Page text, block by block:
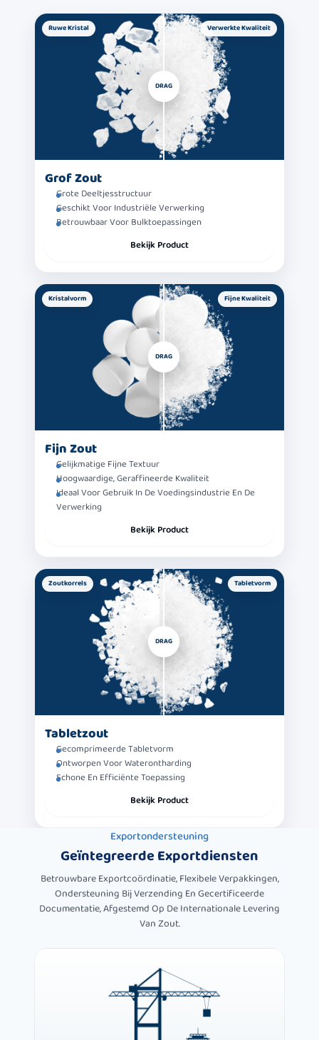
Ruwe Kristal Verwerkte Kwaliteit
DRAG
Grof Zout
Grote Deeltjesstructuur
Geschikt Voor Industriële Verwerking
Betrouwbaar Voor Bulktoepassingen
Bekijk Product
Kristalvorm Fijne Kwaliteit
DRAG
Fijn Zout
Gelijkmatige Fijne Textuur
Hoogwaardige, Geraffineerde Kwaliteit
Ideaal Voor Gebruik In De Voedingsindustrie En De
Verwerking
Bekijk Product
Zoutkorrels Tabletvorm
DRAG
Tabletzout
Gecomprimeerde Tabletvorm
Ontworpen Voor Waterontharding
Schone En Efficiënte Toepassing
Bekijk Product
Exportondersteuning
GeïntegreerdeExportdiensten
Betrouwbare Exportcoördinatie, Flexibele Verpakkingen,
Ondersteuning Bij Verzending En Gecertificeerde
Documentatie, Afgestemd Op De Internationale Levering
Van Zout.